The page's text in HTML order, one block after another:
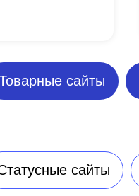
сайты
сайты